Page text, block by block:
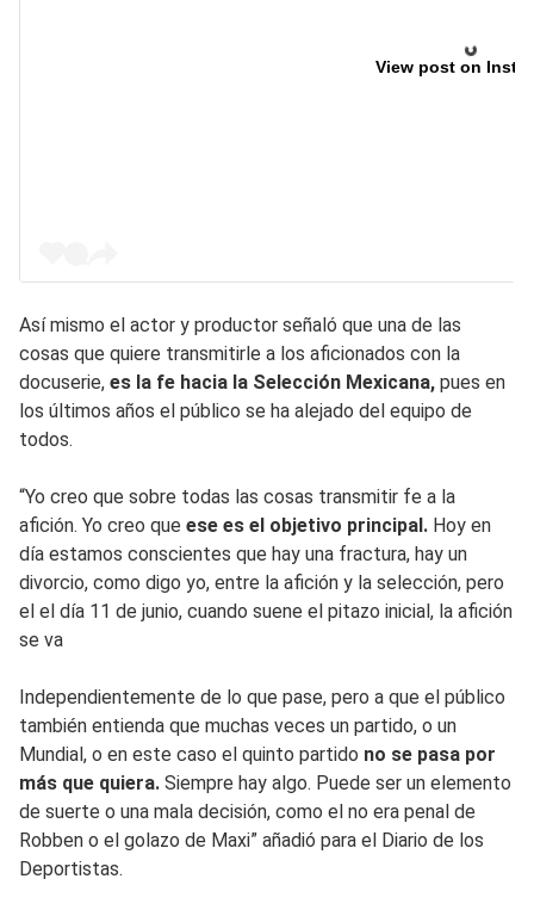
View post on
Así mismo el actor y productor señaló que una de las
cosas que quiere transmitirle a los aficionados con la
docuserie, es la fe hacia la Selección Mexicana, pues en
los últimos años el público se ha alejado del equipo de
todos.
“Yo creo que sobre todas las cosas transmitir fe a la
afición. Yo creo que ese es el objetivo principal. Hoy en
día estamos conscientes que hay una fractura, hay un
divorcio, como digo yo, entre la afición y la selección, pero
el el día 11 de junio, cuando suene el pitazo inicial, la afición
se va
Independientemente de lo que pase, pero a que el público
también entienda que muchas veces un partido, o un
Mundial, o en este caso el quinto partido no se pasa por
más que quiera. Siempre hay algo. Puede ser un elemento
de suerte o una mala decisión, como el no era penal de
Robben o el golazo de Maxi” añadió para el Diario de los
Deportistas.